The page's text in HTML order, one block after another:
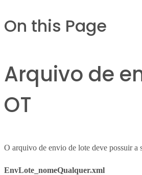
On this Page
Arquivo de
OT
O arquivo de envio de lote deve possuir a
EnvLote_nomeQualquer.xml